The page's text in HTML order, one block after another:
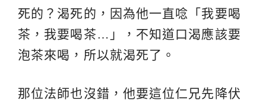
死的？渴死的，因為他一直唸「我要喝
茶，我要喝茶…」，不知道口渴應該要
泡茶來喝，所以就渴死了。
那位法師也沒錯，他要這位仁兄先降伏